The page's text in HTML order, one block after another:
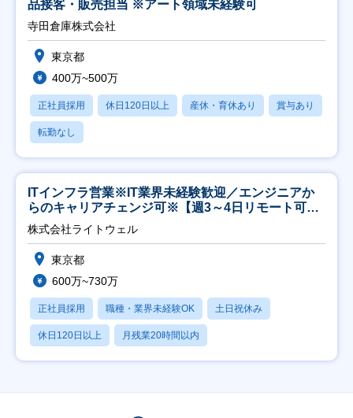
品接客・販売担当 ※アート領域未経験可
寺田倉庫株式会社
東京都
400万~500万
正社員採用 休日120日以上 産休・育休あり 賞与あり
転勤なし
ITインフラ営業※IT業界未経験歓迎／エンジニアか
らのキャリアチェンジ可※【週3～4日リモート可
能】
株式会社ライトウェル
東京都
600万~730万
正社員採用 職種・業界未経験OK 土日祝休み
休日120日以上 月残業20時間以内